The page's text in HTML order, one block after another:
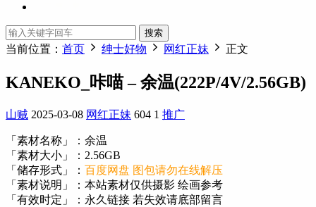
搜索
当前位置： 首页 绅士好物 网红正妹 正文
KANEKO_咔喵 – 余温(222P/4V/2.56GB)
山贼 2025-03-08 网红正妹 604 1 推广
「素材名称」：余温
「素材大小」：2.56GB
「储存形式」： 百度网盘 图包请勿在线解压
「素材说明」：本站素材仅供摄影 绘画参考
「有效时定」：永久链接 若失效请底部留言